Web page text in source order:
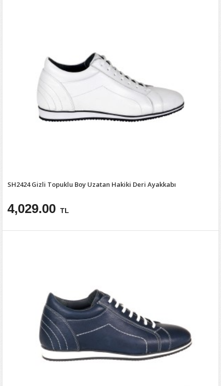
SH2424 Gizli Topuklu Boy Uzatan Hakiki Deri Ayakkabı
4,029.00 TL